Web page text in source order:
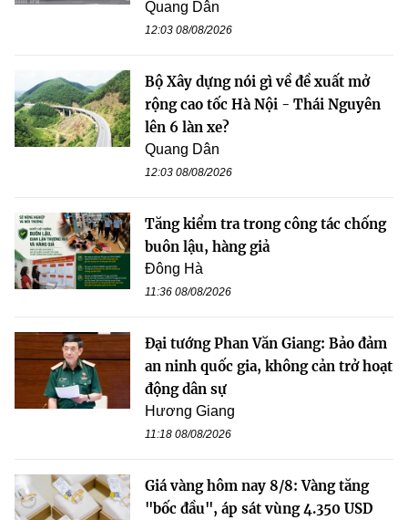
Quang Dân
12:03 08/08/2026
Bộ Xây dựng nói gì về đề xuất mở
rộng cao tốc Hà Nội - Thái Nguyên
lên 6 làn xe?
Quang Dân
12:03 08/08/2026
Tăng kiểm tra trong công tác chống
buôn lậu, hàng giả
Đông Hà
11:36 08/08/2026
Đại tướng Phan Văn Giang: Bảo đảm
an ninh quốc gia, không cản trở hoạt
động dân sự
Hương Giang
11:18 08/08/2026
Giá vàng hôm nay 8/8: Vàng tăng
"bốc đầu", áp sát vùng 4.350 USD